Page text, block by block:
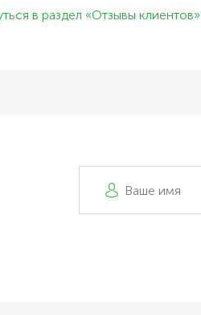
в раздел «Отзывы клиентов»